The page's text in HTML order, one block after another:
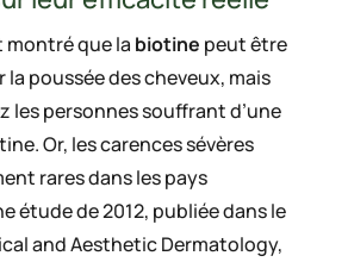
montré que la biotine peut être
poussée des cheveux, mais
les personnes souffrant d’une
Or, les carences sévères
rares dans les pays
étude de 2012, publiée dans le
and Aesthetic Dermatology,